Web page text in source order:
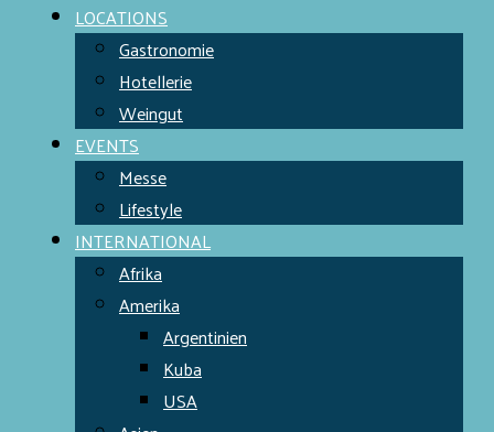
LOCATIONS
Gastronomie
Hotellerie
Weingut
EVENTS
Messe
Lifestyle
INTERNATIONAL
Afrika
Amerika
Argentinien
Kuba
USA